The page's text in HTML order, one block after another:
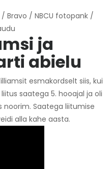
Bravo / NBCU fotopank /
ja
abielu
esmakordselt siis, kui
saatega 5. hooajal ja oli
noorim. Saatega liitumise
alla kahe aasta.